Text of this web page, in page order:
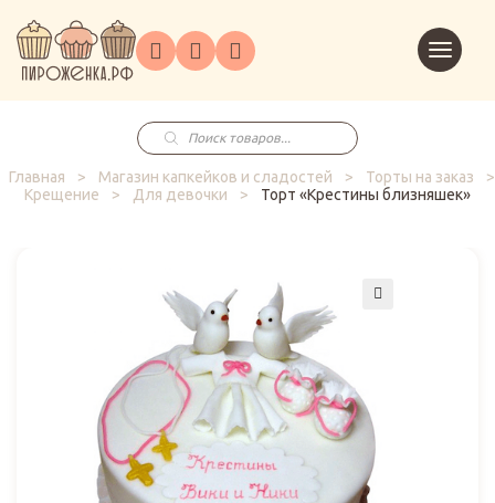
ГлавнаяКаталог
на
заказ
Праздники
Корпоративным
клиентам
в
корзину
Поиск
товаров
Главная
> Магазин капкейков и сладостей > Торты на заказ
>
Крещение
> Для девочки > Торт «Крестины близняшек»